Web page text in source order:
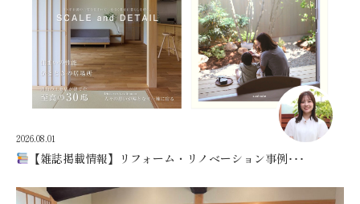
2026.08.01
【雑誌掲載情報】リフォーム・リノベーション事例･･･